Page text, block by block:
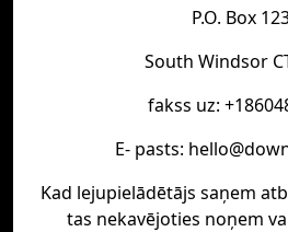
P.O. Box
South Windsor
fakss uz:
E- pasts:
Kad lejupielādētājs saņem
tas nekavējoties noņem